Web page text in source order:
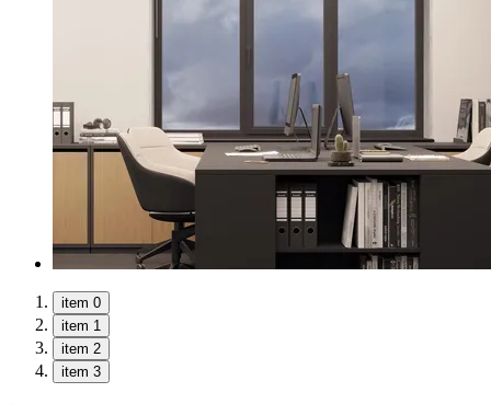
item 0
item 1
item 2
item 3